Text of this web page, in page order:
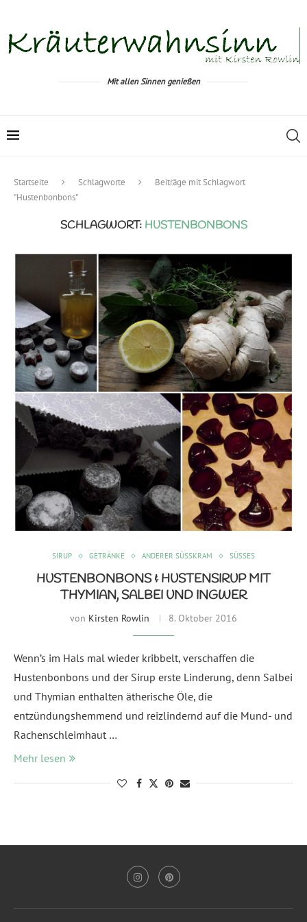
Mit allen Sinnen genießen
Startseite Schlagworte
Beiträge mit Schlagwort
"Hustenbonbons"
SCHLAGWORT: HUSTENBONBONS
SIRUP GETRÄNKE ANDERER SÜSSKRAM SÜSSES
HUSTENBONBONS & HUSTENSIRUP MIT
THYMIAN, SALBEI UND INGWER
von Kirsten Rowlin 8. Oktober 2016
Wenn’s im Hals mal wieder kribbelt, verschaffen die
Hustenbonbons und der Sirup erste Linderung, denn Salbei
und Thymian enthalten ätherische Öle, die
entzündungshemmend und reizlindernd auf die Mund- und
Rachenschleimhaut …
Mehr lesen